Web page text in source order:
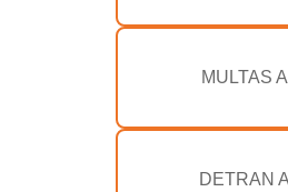
MULTAS
DETRAN